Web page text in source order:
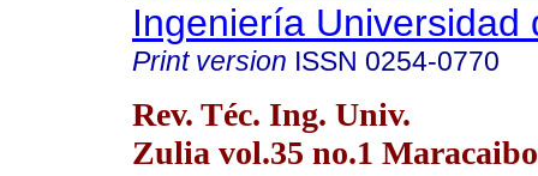
Ingeniería Universidad
Print version ISSN 0254-0770
Rev. Téc. Ing. Univ.
Zulia vol.35 no.1